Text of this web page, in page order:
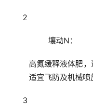
2
壤动N：
高氮缓释液体肥
适宜飞防及机械喷
3